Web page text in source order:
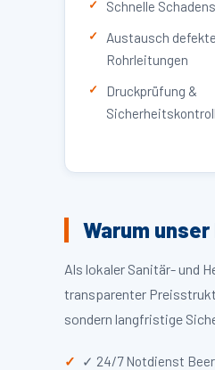
Schnelle
Austausch
Rohrleitungen
Druckprüfung &
Warum
Als lokaler Sanitär- und
transparenter
sondern langfristige
✓ 24/7 Notdienst